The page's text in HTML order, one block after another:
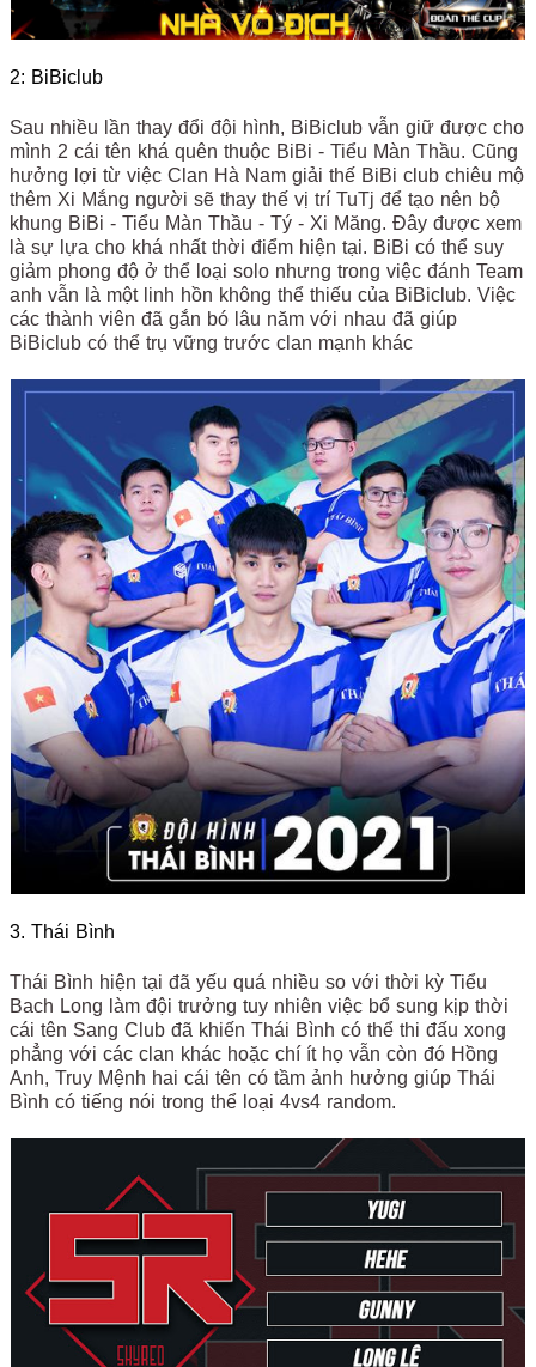
2: BiBiclub
Sau nhiều lần thay đổi đội hình, BiBiclub vẫn giữ được cho
mình 2 cái tên khá quên thuộc BiBi - Tiểu Màn Thầu. Cũng
hưởng lợi từ việc Clan Hà Nam giải thế BiBi club chiêu mộ
thêm Xi Mắng người sẽ thay thế vị trí TuTj để tạo nên bộ
khung BiBi - Tiểu Màn Thầu - Tý - Xi Măng. Đây được xem
là sự lựa cho khá nhất thời điểm hiện tại. BiBi có thể suy
giảm phong độ ở thể loại solo nhưng trong việc đánh Team
anh vẫn là một linh hồn không thể thiếu của BiBiclub. Việc
các thành viên đã gắn bó lâu năm với nhau đã giúp
BiBiclub có thể trụ vững trước clan mạnh khác
3. Thái Bình
Thái Bình hiện tại đã yếu quá nhiều so với thời kỳ Tiểu
Bach Long làm đội trưởng tuy nhiên việc bổ sung kịp thời
cái tên Sang Club đã khiến Thái Bình có thể thi đấu xong
phẳng với các clan khác hoặc chí ít họ vẫn còn đó Hồng
Anh, Truy Mệnh hai cái tên có tầm ảnh hưởng giúp Thái
Bình có tiếng nói trong thể loại 4vs4 random.